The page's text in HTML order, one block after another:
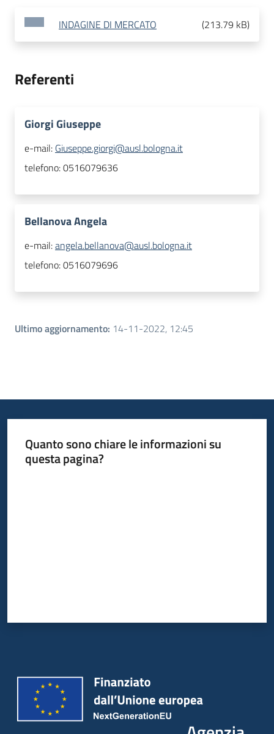
INDAGINE DI MERCATO (213.79 kB)
Referenti
Giorgi Giuseppe
e-mail: Giuseppe.giorgi@ausl.bologna.it
telefono:0516079636
Bellanova Angela
e-mail:angela.bellanova@ausl.bologna.it
telefono:0516079696
Ultimo aggiornamento: 14-11-2022, 12:45
Quanto sono chiare le informazioni su
questa pagina?